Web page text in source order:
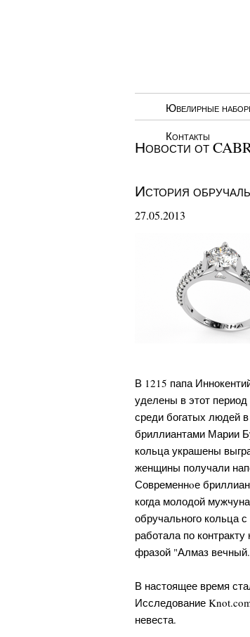
Ювелирные
Контакты
Новости от
История
27.05.2013
В 1215 папа
уделены в этот
среди богатых людей
бриллиантами Марии
кольца украшены
женщины получали
Современнoе
когда молодой
обручального кольца
работала по
фразой "Алмаз
В настоящее время
Исследование
невеста.